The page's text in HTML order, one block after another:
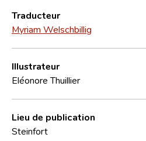
Traducteur
Myriam Welschbillig
Illustrateur
Eléonore Thuillier
Lieu de publication
Steinfort